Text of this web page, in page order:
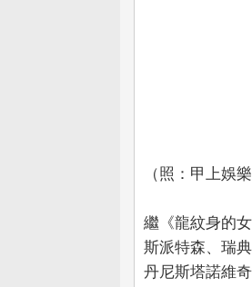
（照：甲上娛
繼《龍紋身的
斯派特森、瑞
丹尼斯塔諾維